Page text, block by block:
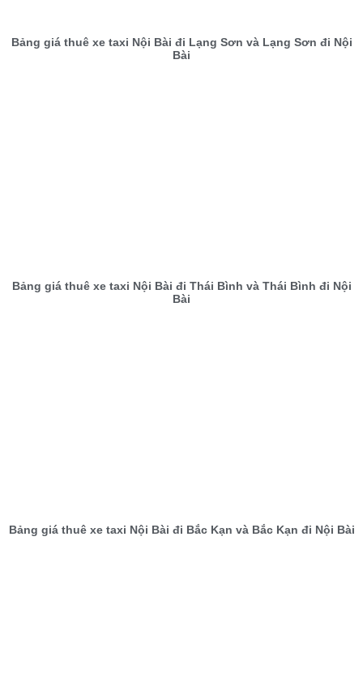
Bảng giá thuê xe taxi Nội Bài đi Lạng Sơn và Lạng Sơn đi Nội
Bài
Bảng giá thuê xe taxi Nội Bài đi Thái Bình và Thái Bình đi Nội
Bài
Bảng giá thuê xe taxi Nội Bài đi Bắc Kạn và Bắc Kạn đi Nội Bài